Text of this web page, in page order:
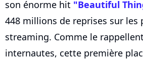
son énorme hit "Beautiful
448 millions de reprises sur les
streaming. Comme le
internautes, cette première